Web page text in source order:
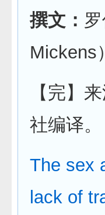
撰文：
Mickens
【完】
社编译。
The sex
lack of